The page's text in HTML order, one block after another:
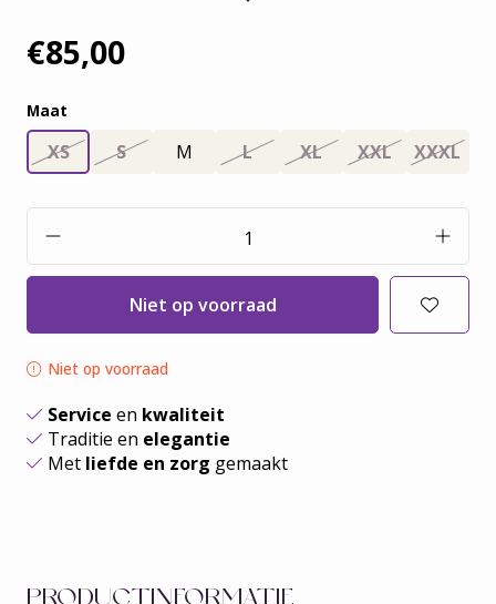
€85,00
Maat
XS S M L XL XXL XXXL
Niet op voorraad
Niet op voorraad
Service en kwaliteit
Traditie en elegantie
Met liefde en zorg gemaakt
PRODUCTINFORMATIE